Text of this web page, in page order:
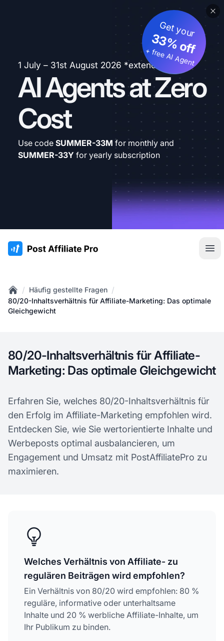
1 July – 31st August 2026 *extended
AI Agents at Zero
Cost
Get your
33% off
+ free AI Agent
Use code SUMMER-33M for monthly and
SUMMER-33Y for yearly subscription
:site.title
Home
/ Häufig gestellte Fragen /
80/20-Inhaltsverhältnis für Affiliate-Marketing: Das optimale
Gleichgewicht
80/20-Inhaltsverhältnis für Affiliate-
Marketing: Das optimale Gleichgewicht
Erfahren Sie, welches 80/20-Inhaltsverhältnis für
den Erfolg im Affiliate-Marketing empfohlen wird.
Entdecken Sie, wie Sie wertorientierte Inhalte und
Werbeposts optimal ausbalancieren, um
Engagement und Umsatz mit PostAffiliatePro zu
maximieren.
Welches Verhältnis von Affiliate- zu
regulären Beiträgen wird empfohlen?
Ein Verhältnis von 80/20 wird empfohlen: 80 %
reguläre, informative oder unterhaltsame
Inhalte und 20 % werbliche Affiliate-Inhalte, um
Ihr Publikum zu binden.